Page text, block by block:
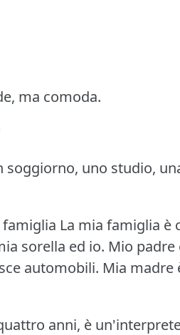
ma comoda.
soggiorno, uno studio,
famiglia La mia famiglia è
sorella ed io. Mio padre
automobili. Mia madre
anni, è